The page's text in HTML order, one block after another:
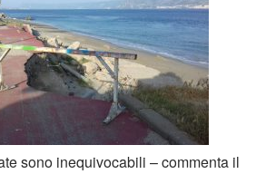
sono inequivocabili – commenta il